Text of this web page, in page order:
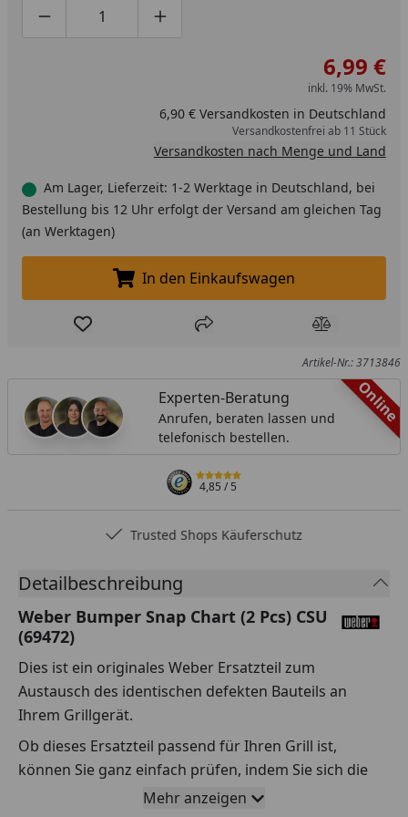
Produktmenge um eins verringern
Produktmenge manuell eingeben
Produktmenge um eins erhöhen
6,99 €
inkl. 19% MwSt.
6,90 € Versandkosten in Deutschland
Versandkostenfrei ab 11 Stück
Versandkosten nach Menge und Land
Am Lager, Lieferzeit: 1-2 Werktage in Deutschland, bei
Bestellung bis 12 Uhr erfolgt der Versand am gleichen Tag
(an Werktagen)
In den Einkaufswagen legen
In den Einkaufswagen
Produkt zur Wunschliste hinzufügen
Teilen Produkt
Artikel-Nr.: 3713846
Online
Experten-Beratung
Anrufen, beraten lassen und
telefonisch bestellen.
4,85/ 5
Trusted Shops Käuferschutz
Detailbeschreibung
Weber Bumper Snap Chart (2 Pcs) CSU
(69472)
Dies ist ein originales Weber Ersatzteil zum
Austausch des identischen defekten Bauteils an
Ihrem Grillgerät.
Ob dieses Ersatzteil passend für Ihren Grill ist,
können Sie ganz einfach prüfen, indem Sie sich die
Explosionszeichnung Ihres Grills anschauen und dort
Mehr anzeigen